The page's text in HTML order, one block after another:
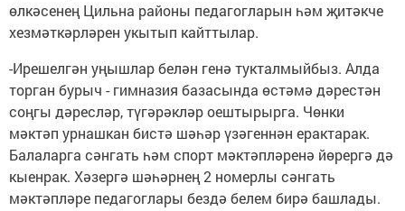
өлкәсенең Цильна районы педагогларын һәм җитәкче
хезмәткәрләрен укытып кайттылар.
-Ирешелгән уңышлар белән генә тукталмыйбыз. Алда
торган бурыч - гимназия базасында өстәмә дәрестән
соңгы дәресләр, түгәрәкләр оештырырга. Чөнки
мәктәп урнашкан бистә шәһәр үзәгеннән ерактарак.
Балаларга сәнгать һәм спорт мәктәпләренә йөрергә дә
кыенрак. Хәзергә шәһәрнең 2 номерлы сәнгать
мәктәпләре педагоглары бездә белем бирә башлады.